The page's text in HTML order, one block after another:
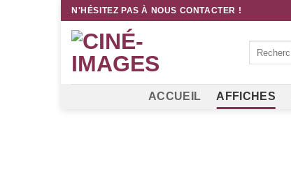
Passer
contenu
N'HÉSITEZ PAS À NOUS CONTACTER !
ACCUEIL AFFICHES